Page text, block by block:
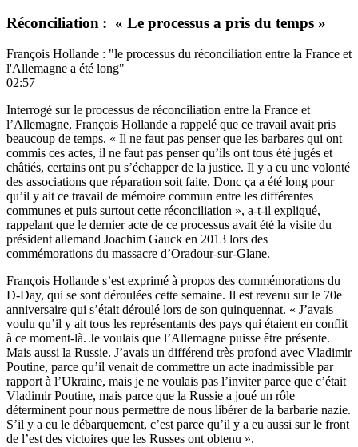
Réconciliation : « Le processus a pris du temps »
François Hollande : "le processus du réconciliation entre la France et
l'Allemagne a été long"
02:57
Interrogé sur le processus de réconciliation entre la France et
l’Allemagne, François Hollande a rappelé que ce travail avait pris
beaucoup de temps. « Il ne faut pas penser que les barbares qui ont
commis ces actes, il ne faut pas penser qu’ils ont tous été jugés et
châtiés, certains ont pu s’échapper de la justice. Il y a eu une volonté
des associations que réparation soit faite. Donc ça a été long pour
qu’il y ait ce travail de mémoire commun entre les différentes
communes et puis surtout cette réconciliation », a-t-il expliqué,
rappelant que le dernier acte de ce processus avait été la visite du
président allemand Joachim Gauck en 2013 lors des
commémorations du massacre d’Oradour-sur-Glane.
François Hollande s’est exprimé à propos des commémorations du
D-Day, qui se sont déroulées cette semaine. Il est revenu sur le 70e
anniversaire qui s’était déroulé lors de son quinquennat. « J’avais
voulu qu’il y ait tous les représentants des pays qui étaient en conflit
à ce moment-là. Je voulais que l’Allemagne puisse être présente.
Mais aussi la Russie. J’avais un différend très profond avec Vladimir
Poutine, parce qu’il venait de commettre un acte inadmissible par
rapport à l’Ukraine, mais je ne voulais pas l’inviter parce que c’était
Vladimir Poutine, mais parce que la Russie a joué un rôle
déterminent pour nous permettre de nous libérer de la barbarie nazie.
S’il y a eu le débarquement, c’est parce qu’il y a eu aussi sur le front
de l’est des victoires que les Russes ont obtenu ».